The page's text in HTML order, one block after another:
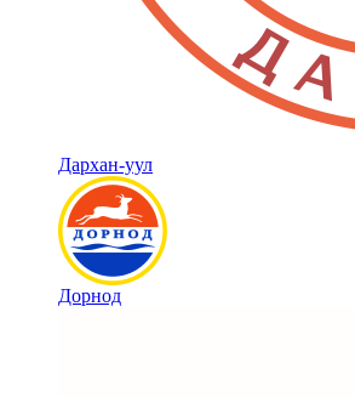
Дархан-уул
Дорнод